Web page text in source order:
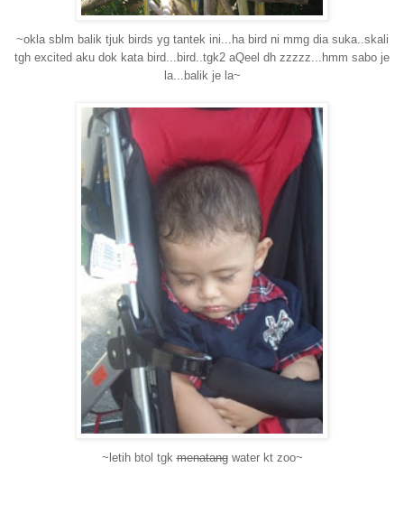
~okla sblm balik tjuk birds yg tantek ini...ha bird ni mmg dia suka..skali
tgh excited aku dok kata bird...bird..tgk2 aQeel dh zzzzz...hmm sabo je
la...balik je la~
~letih btol tgkmenatangwater kt zoo~